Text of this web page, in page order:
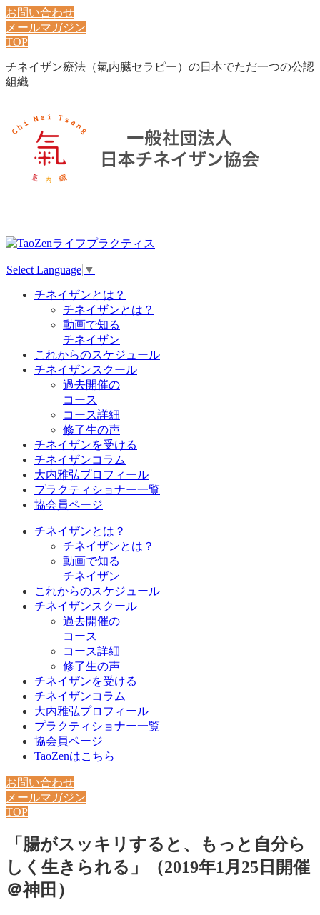
お問い合わせ
メールマガジン
TOP
チネイザン療法（氣内臓セラピー）の日本でただ一つの公認
組織
Select Language ▼
チネイザンとは？
チネイザンとは？
動画で知る
チネイザン
これからのスケジュール
チネイザンスクール
過去開催の
コース
コース詳細
修了生の声
チネイザンを受ける
チネイザンコラム
大内雅弘プロフィール
プラクティショナー一覧
協会員ページ
チネイザンとは？
チネイザンとは？
動画で知る
チネイザン
これからのスケジュール
チネイザンスクール
過去開催の
コース
コース詳細
修了生の声
チネイザンを受ける
チネイザンコラム
大内雅弘プロフィール
プラクティショナー一覧
協会員ページ
TaoZenはこちら
お問い合わせ
メールマガジン
TOP
「腸がスッキリすると、もっと自分ら
しく生きられる」（2019年1月25日開催
＠神田）